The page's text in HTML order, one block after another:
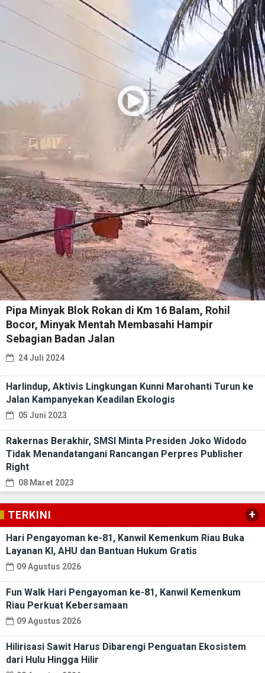
Pipa Minyak Blok Rokan di Km 16 Balam, Rohil
Bocor, Minyak Mentah Membasahi Hampir
Sebagian Badan Jalan
24 Juli 2024
Harlindup, Aktivis Lingkungan Kunni Marohanti Turun ke
Jalan Kampanyekan Keadilan Ekologis
05 Juni 2023
Rakernas Berakhir, SMSI Minta Presiden Joko Widodo
Tidak Menandatangani Rancangan Perpres Publisher
Right
08 Maret 2023
TERKINI +
Hari Pengayoman ke-81, Kanwil Kemenkum Riau Buka
Layanan KI, AHU dan Bantuan Hukum Gratis
09 Agustus 2026
Fun Walk Hari Pengayoman ke-81, Kanwil Kemenkum
Riau Perkuat Kebersamaan
09 Agustus 2026
Hilirisasi Sawit Harus Dibarengi Penguatan Ekosistem
dari Hulu Hingga Hilir